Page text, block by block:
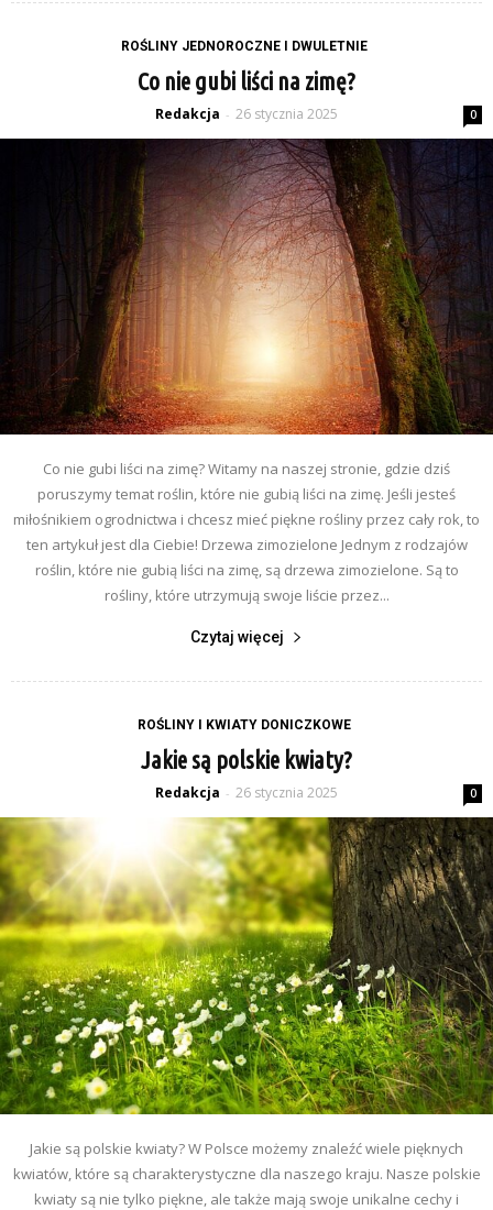
ROŚLINY JEDNOROCZNE I DWULETNIE
Co nie gubi liści na zimę?
Redakcja - 26 stycznia 2025 0
Co nie gubi liści na zimę? Witamy na naszej stronie, gdzie dziś
poruszymy temat roślin, które nie gubią liści na zimę. Jeśli jesteś
miłośnikiem ogrodnictwa i chcesz mieć piękne rośliny przez cały rok, to
ten artykuł jest dla Ciebie! Drzewa zimozielone Jednym z rodzajów
roślin, które nie gubią liści na zimę, są drzewa zimozielone. Są to
rośliny, które utrzymują swoje liście przez...
Czytaj więcej
ROŚLINY I KWIATY DONICZKOWE
Jakie są polskie kwiaty?
Redakcja - 26 stycznia 2025 0
Jakie są polskie kwiaty? W Polsce możemy znaleźć wiele pięknych
kwiatów, które są charakterystyczne dla naszego kraju. Nasze polskie
kwiaty są nie tylko piękne, ale także mają swoje unikalne cechy i